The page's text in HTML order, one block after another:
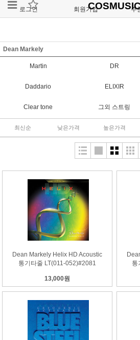
로그인 회원가입 주
Dean Markely
Martin DR
Daddario ELIXIR
Clear tone 그외 스트링
최신순 낮은가격 높은가격
Dean Markely Helix HD Acoustic
통기타줄 LT(011-052)#2081
13,000원
통